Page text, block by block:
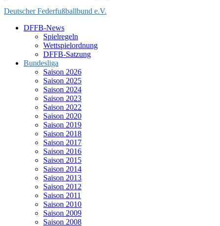
Deutscher Federfußballbund e.V.
DFFB-News
Spielregeln
Wettspielordnung
DFFB-Satzung
Bundesliga
Saison 2026
Saison 2025
Saison 2024
Saison 2023
Saison 2022
Saison 2020
Saison 2019
Saison 2018
Saison 2017
Saison 2016
Saison 2015
Saison 2014
Saison 2013
Saison 2012
Saison 2011
Saison 2010
Saison 2009
Saison 2008